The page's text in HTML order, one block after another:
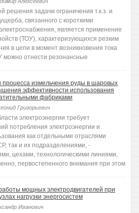
решения задачи ограничения т.к.з. и
связанного с короткими
является применение
(ТОУ), характеризующихся резким
в цепи в момент возникновения тока
можно отнести резонансные
процесса измельчения руды в шаровых
эффективности использования
фабриками
Григорьевич
электроэнергии требует
потребления электроэнергии и
как отдельными отраслями
так и их подразделениями, -
цехами, технологическими линиями,
первостепенного внимания при этом
мощных электродвигателей при
нагрузки энергосистем
Иванович